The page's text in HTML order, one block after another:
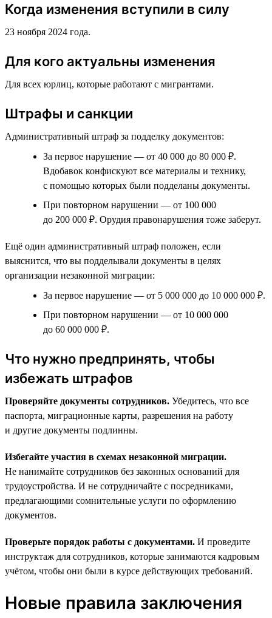
Когда изменения вступили в силу
23 ноября 2024 года.
Для кого актуальны изменения
Для всех юрлиц, которые работают с мигрантами.
Штрафы и санкции
Административный штраф за подделку документов:
За первое нарушение — от 40 000 до 80 000 ₽.
Вдобавок конфискуют все материалы и технику,
с помощью которых были подделаны документы.
При повторном нарушении — от 100 000
до 200 000 ₽. Орудия правонарушения тоже заберут.
Ещё один административный штраф положен, если
выяснится, что вы подделывали документы в целях
организации незаконной миграции:
За первое нарушение — от 5 000 000 до 10 000 000 ₽.
При повторном нарушении — от 10 000 000
до 60 000 000 ₽.
Что нужно предпринять, чтобы
избежать штрафов
Проверяйте документы сотрудников. Убедитесь, что все
паспорта, миграционные карты, разрешения на работу
и другие документы подлинны.
Избегайте участия в схемах незаконной миграции.
Не нанимайте сотрудников без законных оснований для
трудоустройства. И не сотрудничайте с посредниками,
предлагающими сомнительные услуги по оформлению
документов.
Проверьте порядок работы с документами. И проведите
инструктаж для сотрудников, которые занимаются кадровым
учётом, чтобы они были в курсе действующих требований.
Новые правила заключения